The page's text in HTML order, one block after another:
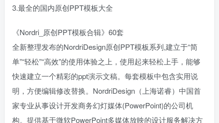
3.最全的国内原创PPT模板大全
《Nordri_原创PPT模板合辑》60套
全新整理发布的NordriDesign原创PPT模板系列,建立于“简
单”“轻松”“高效”的使用体验之上，使用起来轻松上手，能够
快速建立一个精彩的ppt演示文稿。每套模板中包含实用说
明，方便编辑修改替换。NordriDesign（上海诺睿）中国首
家专业从事设计开发商务幻灯媒体(PowerPoint)的公司机
构。提供基于微软PowerPoint多媒体放映的设计服务解决方